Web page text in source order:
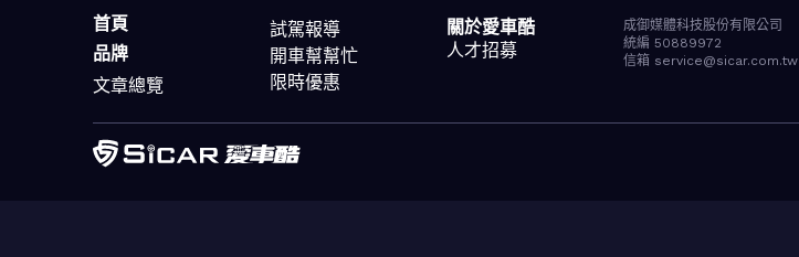
首頁
品牌
文章總覽
試駕報導
開車幫幫忙
限時優惠
關於愛車酷
人才招募
成御媒體科技股份有限公司
統編 50889972
信箱 service@sicar.com.tw